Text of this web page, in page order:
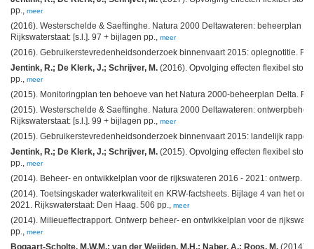
pp., meer
(2016). Westerschelde & Saeftinghe. Natura 2000 Deltawateren: beheerplan
Rijkswaterstaat: [s.l.]. 97 + bijlagen pp., meer
(2016). Gebruikerstevredenheidsonderzoek binnenvaart 2015: oplegnotitie.
Jentink, R.; De Klerk, J.; Schrijver, M. (2016). Opvolging effecten flexibel
pp., meer
(2015). Monitoringplan ten behoeve van het Natura 2000-beheerplan Delta.
(2015). Westerschelde & Saeftinghe. Natura 2000 Deltawateren:
Rijkswaterstaat: [s.l.]. 99 + bijlagen pp., meer
(2015). Gebruikerstevredenheidsonderzoek binnenvaart 2015: landelijk
Jentink, R.; De Klerk, J.; Schrijver, M. (2015). Opvolging effecten flexibel
pp., meer
(2014). Beheer- en ontwikkelplan voor de rijkswateren 2016 - 2021: ontwerp.
(2014). Toetsingskader waterkwaliteit en KRW-factsheets. Bijlage 4 van het
2021. Rijkswaterstaat: Den Haag. 506 pp., meer
(2014). Milieueffectrapport. Ontwerp beheer- en ontwikkelplan voor de
pp., meer
Bogaart-Scholte, M.W.M.; van der Weijden, M.H.; Naber, A.; Roos, M. (2014).